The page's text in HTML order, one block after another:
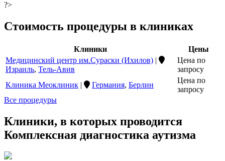
?>
Стоимость процедуры в клиниках
Клиники
Цены
Медицинский центр им.Сураски (Ихилов) |
Израиль, Тель-Авив
Цена по
запросу
Клиника Меоклиник | Германия, Берлин
Цена по
запросу
Все процедуры
Клиники, в которых проводится
Комплексная диагностика аутизма